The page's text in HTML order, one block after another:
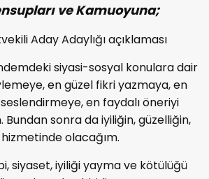
ve Kamuoyuna;
Aday Adaylığı açıklaması
siyasi-sosyal konulara dair
en güzel fikri yazmaya, en
en faydalı öneriyi
Bundan sonra da iyiliğin, güzelliğin,
olacağım.
siyaset, iyiliği yayma ve kötülüğü